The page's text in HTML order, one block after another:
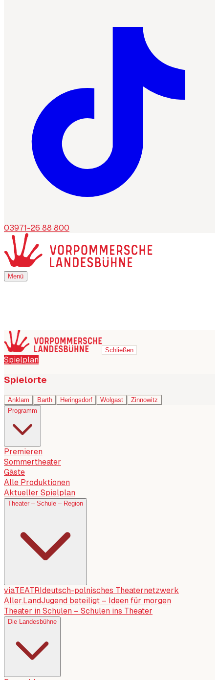
03971-26 88 800
Menü
Menü
Schließen
Spielplan
Spielorte
Anklam Barth Heringsdorf Wolgast
Zinnowitz
Programm
Premieren
Sommertheater
Gäste
Alle Produktionen
Aktueller Spielplan
Theater – Schule – Region
viaTEATRI deutsch-polnisches Theaternetzwerk
Aller.LandJugend beteiligt – Ideen für morgen
Theater in Schulen – Schulen ins Theater
Die Landesbühne